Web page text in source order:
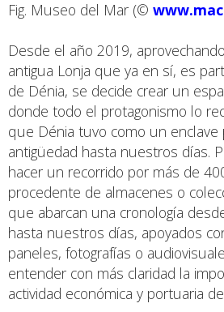
Fig. Museo del Mar (©
Desde el año 2019,
antigua Lonja que ya en sí, es
de Dénia, se decide crear un
donde todo el protagonismo lo
que Dénia tuvo como un
antigüedad hasta nuestros días.
hacer un recorrido por más de
procedente de almacenes o
que abarcan una cronología
hasta nuestros días, apoyados
paneles, fotografías o
entender con más claridad la
actividad económica y portuaria